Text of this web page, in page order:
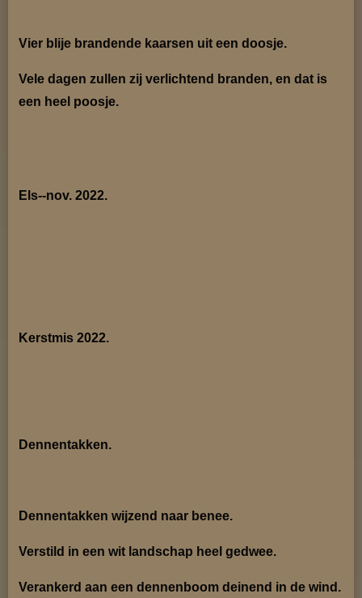
Vier blije brandende kaarsen uit een doosje.
Vele dagen zullen zij verlichtend branden, en dat is
een heel poosje.
Els--nov. 2022.
Kerstmis 2022.
Dennentakken.
Dennentakken wijzend naar benee.
Verstild in een wit landschap heel gedwee.
Verankerd aan een dennenboom deinend in de wind.